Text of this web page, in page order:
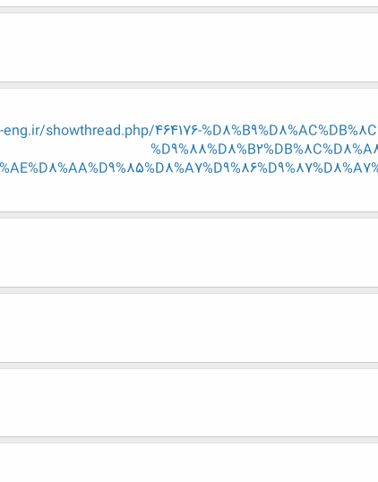
showthread.php/464176-